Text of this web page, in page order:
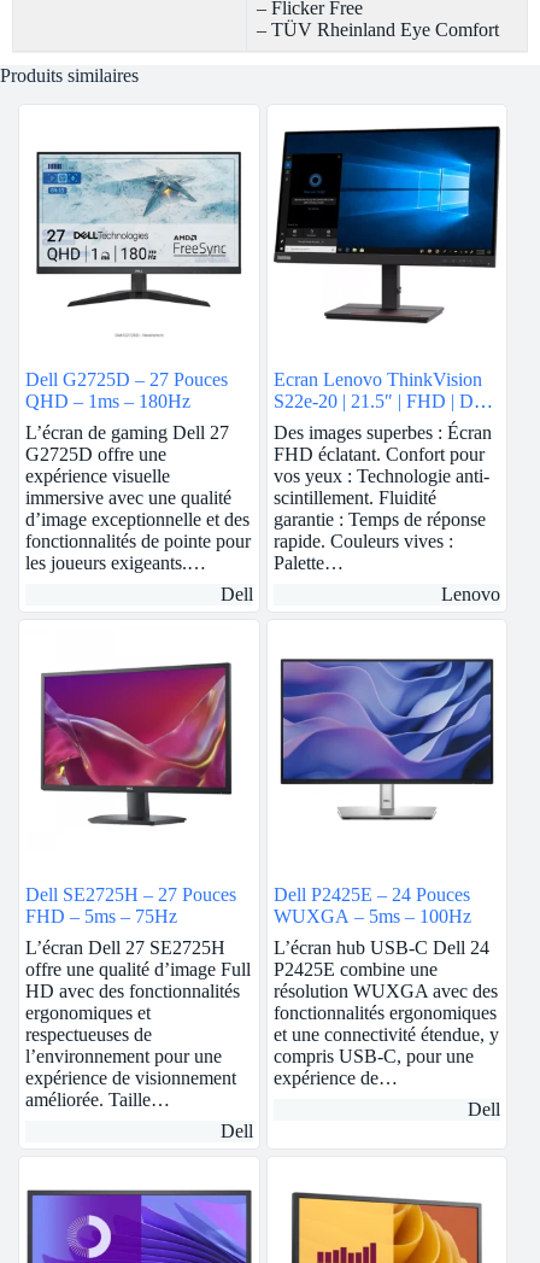
– Flicker Free
– TÜV Rheinland Eye Comfort
Produits similaires
Dell G2725D – 27 Pouces
QHD – 1ms – 180Hz
L’écran de gaming Dell 27
G2725D offre une
expérience visuelle
immersive avec une qualité
d’image exceptionnelle et des
fonctionnalités de pointe pour
les joueurs exigeants.…
Dell
Ecran Lenovo ThinkVision
S22e-20 | 21.5″ | FHD | Dalle
VA | 75 Hz
Des images superbes : Écran
FHD éclatant. Confort pour
vos yeux : Technologie anti-
scintillement. Fluidité
garantie : Temps de réponse
rapide. Couleurs vives :
Palette…
Lenovo
Dell SE2725H – 27 Pouces
FHD – 5ms – 75Hz
L’écran Dell 27 SE2725H
offre une qualité d’image Full
HD avec des fonctionnalités
ergonomiques et
respectueuses de
l’environnement pour une
expérience de visionnement
améliorée. Taille…
Dell
Dell P2425E – 24 Pouces
WUXGA – 5ms – 100Hz
L’écran hub USB-C Dell 24
P2425E combine une
résolution WUXGA avec des
fonctionnalités ergonomiques
et une connectivité étendue, y
compris USB-C, pour une
expérience de…
Dell